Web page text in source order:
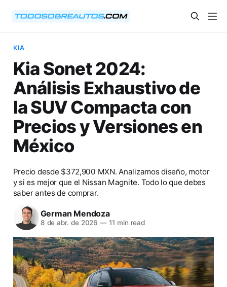
KIA
Kia Sonet 2024:
Análisis Exhaustivo de
la SUV Compacta con
Precios y Versiones en
México
Precio desde $372,900 MXN. Analizamos diseño, motor
y si es mejor que el Nissan Magnite. Todo lo que debes
saber antes de comprar.
German Mendoza
8 de abr. de 2026 — 11 min read